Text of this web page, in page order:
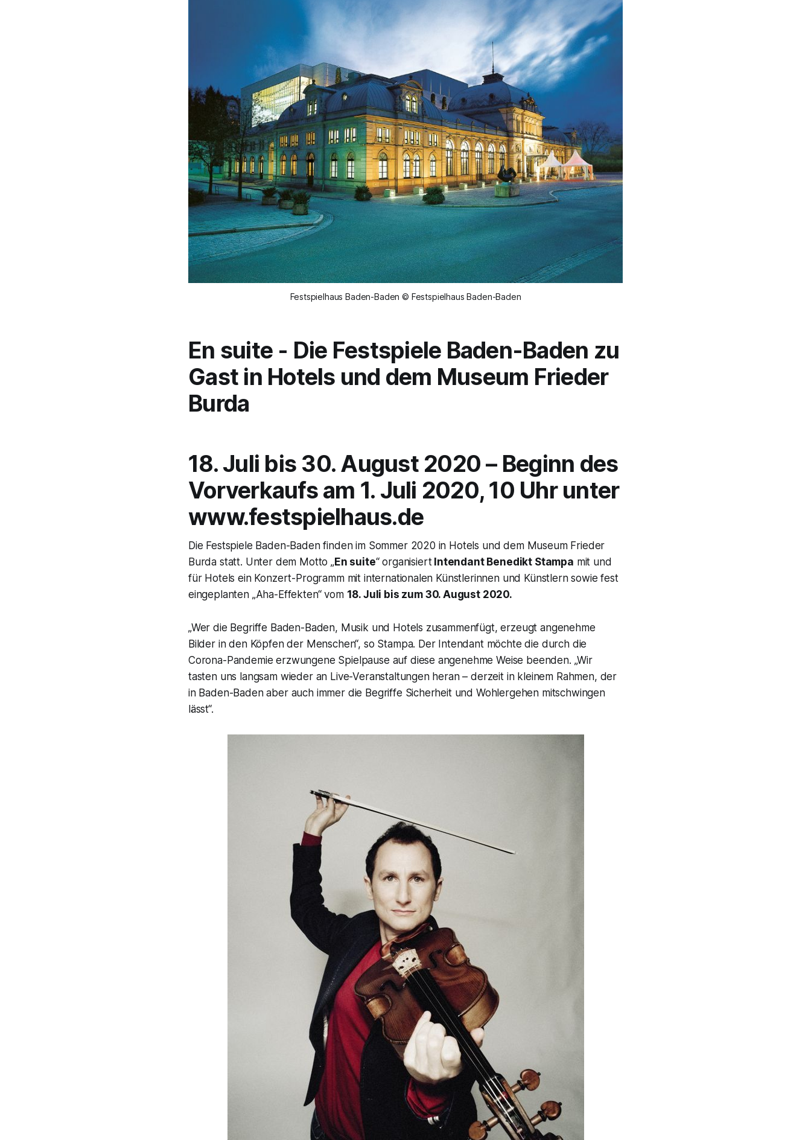
Festspielhaus Baden-Baden © Festspielhaus Baden-Baden
En suite - Die Festspiele Baden-Baden zu
Gast in Hotels und dem Museum Frieder
Burda
18. Juli bis 30. August 2020 – Beginn des
Vorverkaufs am 1. Juli 2020, 10 Uhr unter
www.festspielhaus.de
Die Festspiele Baden-Baden finden im Sommer 2020 in Hotels und dem Museum Frieder
Burda statt. Unter dem Motto „En suite“ organisiertIntendant Benedikt Stampa mit und
für Hotels ein Konzert-Programm mit internationalen Künstlerinnen und Künstlern sowie fest
eingeplanten „Aha-Effekten“ vom 18. Juli bis zum 30. August 2020.
„Wer die Begriffe Baden-Baden, Musik und Hotels zusammenfügt, erzeugt angenehme
Bilder in den Köpfen der Menschen“, so Stampa. Der Intendant möchte die durch die
Corona-Pandemie erzwungene Spielpause auf diese angenehme Weise beenden. „Wir
tasten uns langsam wieder an Live-Veranstaltungen heran – derzeit in kleinem Rahmen, der
in Baden-Baden aber auch immer die Begriffe Sicherheit und Wohlergehen mitschwingen
lässt“.